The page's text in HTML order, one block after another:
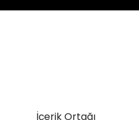
İçerik Ortağı